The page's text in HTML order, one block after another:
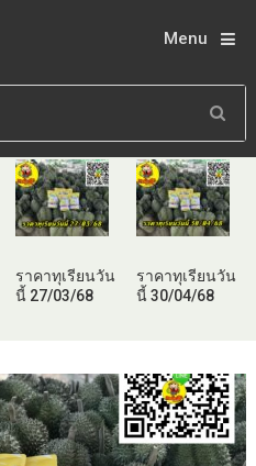
Menu
ราคาทุเรียนวัน
นี้ 27/03/68
ราคาทุเรียนวัน
นี้ 30/04/68